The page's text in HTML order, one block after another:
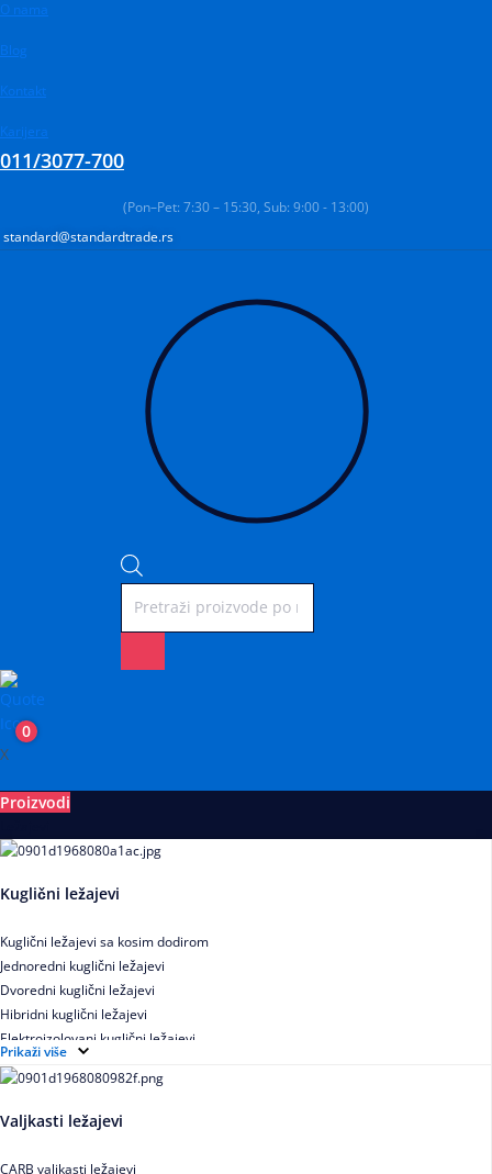
Pređi
sadržaj
O nama
Blog
Kontakt
Karijera
011/3077-700
(Pon–Pet: 7:30 – 15:30, Sub: 9:00 - 13:00)
standard@standardtrade.rs
0
X
Proizvodi
Kuglični ležajevi
Kuglični ležajevi sa kosim dodirom
Jednoredni kuglični ležajevi
Dvoredni kuglični ležajevi
Hibridni kuglični ležajevi
Elektroizolovani kuglični ležajevi
Samopodesivi kuglični ležajevi
Aksijalni kuglični ležajevi
Kuglični ležajevi od nerđajućeg čelika
Prikaži više
Valjkasti ležajevi
CARB valjkasti ležajevi
Products
Products